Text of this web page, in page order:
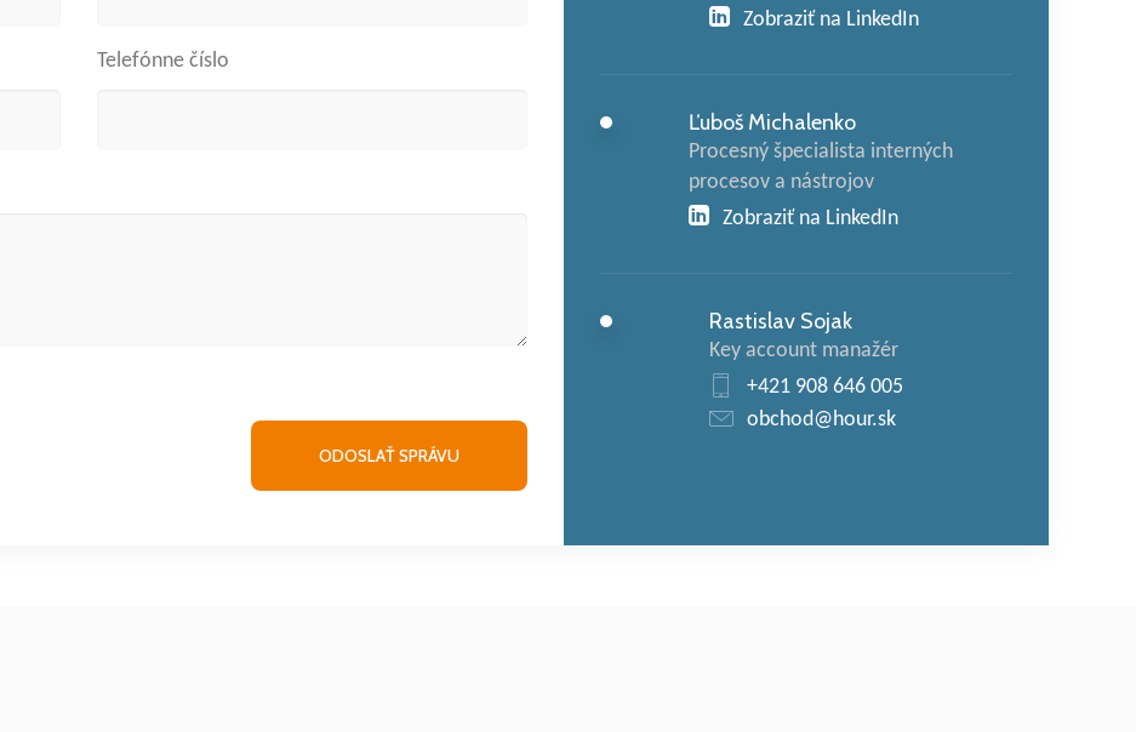
Telefónne číslo
Zobraziť na LinkedIn
Ľuboš Michalenko
Procesný špecialista interných
procesov a nástrojov
Zobraziť na LinkedIn
Rastislav Sojak
Key account manažér
+421 908 646 005
obchod@hour.sk